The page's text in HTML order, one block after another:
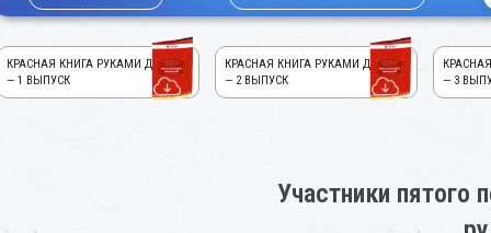
КРАСНАЯ КНИГА РУКАМИ ДЕТЕЙ!
— 1 ВЫПУСК
КРАСНАЯ КНИГА РУКАМИ ДЕТЕЙ!
— 2 ВЫПУСК
— 3
Участники пятого